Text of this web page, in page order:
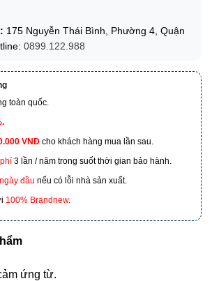
175 Nguyễn Thái Bình, Phường 4, Quận
0899.122.988
toàn quốc.
VNĐ cho khách hàng mua lần sau.
3 lần / năm trong suốt thời gian bảo hành.
đầu nếu có lỗi nhà sản xuất.
100% Brandnew.
ứng từ.